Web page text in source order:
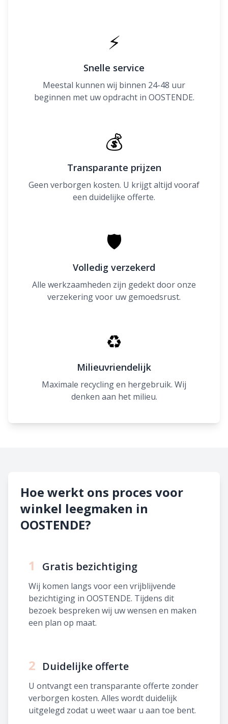
⚡
Snelle service
Meestal kunnen wij binnen 24-48 uur
beginnen met uw opdracht in OOSTENDE.
💰
Transparante prijzen
Geen verborgen kosten. U krijgt altijd vooraf
een duidelijke offerte.
🛡
Volledig verzekerd
Alle werkzaamheden zijn gedekt door onze
verzekering voor uw gemoedsrust.
♻
Milieuvriendelijk
Maximale recycling en hergebruik. Wij
denken aan het milieu.
Hoe werkt ons proces voor
winkel leegmaken in
OOSTENDE?
1 Gratis bezichtiging
Wij komen langs voor een vrijblijvende
bezichtiging in OOSTENDE. Tijdens dit
bezoek bespreken wij uw wensen en maken
een plan op maat.
2 Duidelijke offerte
U ontvangt een transparante offerte zonder
verborgen kosten. Alles wordt duidelijk
uitgelegd zodat u weet waar u aan toe bent.